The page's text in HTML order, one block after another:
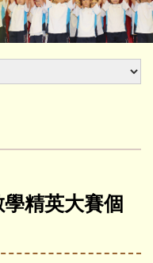
精英大賽個